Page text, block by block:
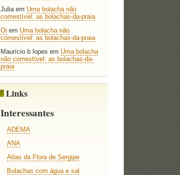
Juliaem Uma bolacha não
comestível: as bolachas-da-praia
Oi em Uma bolacha não
comestível: as bolachas-da-praia
Maurício b lopes em Uma bolacha
não comestível: as bolachas-da-
praia
Links
Interessantes
ADEMA
ANA
Atlas da Flora de Sergipe
Bolachas com água e sal